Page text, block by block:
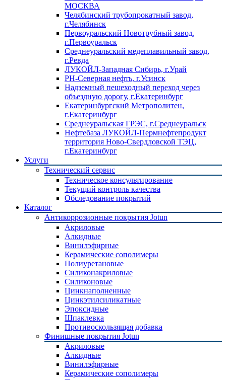
МОСКВА
Челябинский трубопрокатный завод,
г.Челябинск
Первоуральский Новотрубный завод,
г.Первоуральск
Среднеуральский медеплавильный завод,
г.Ревда
ЛУКОЙЛ-Западная Сибирь, г.Урай
РН-Северная нефть, г.Усинск
Надземный пешеходный переход через
объездную дорогу, г.Екатеринбург
Екатеринбургский Метрополитен,
г.Екатеринбург
Среднеуральская ГРЭС, г.Среднеуральск
Нефтебаза ЛУКОЙЛ-Пермнефтепродукт
территория Ново-Свердловской ТЭЦ,
г.Екатеринбург
Услуги
Технический сервис
Техническое консультирование
Текущий контроль качества
Обследование покрытий
Каталог
Антикоррозионные покрытия Jotun
Акриловые
Алкидные
Винилэфирные
Керамические сополимеры
Полиуретановые
Силиконакриловые
Силиконовые
Цинкнаполненные
Цинкэтилсиликатные
Эпоксидные
Шпаклевка
Противоскользящая добавка
Финишные покрытия Jotun
Акриловые
Алкидные
Винилэфирные
Керамические сополимеры